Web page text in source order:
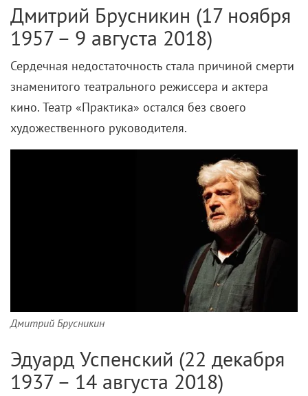
Дмитрий Брусникин (17 ноября
1957 – 9 августа 2018)
Сердечная недостаточность стала причиной смерти
знаменитого театрального режиссера и актера
кино. Театр «Практика» остался без своего
художественного руководителя.
Дмитрий Брусникин
Эдуард Успенский (22 декабря
1937 – 14 августа 2018)